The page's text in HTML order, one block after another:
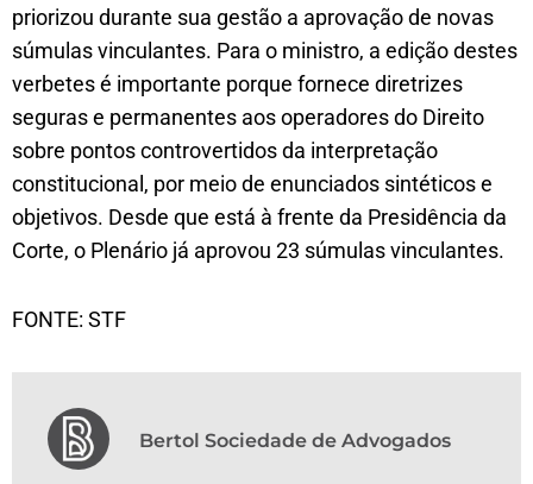
priorizou durante sua gestão a aprovação de novas
súmulas vinculantes. Para o ministro, a edição destes
verbetes é importante porque fornece diretrizes
seguras e permanentes aos operadores do Direito
sobre pontos controvertidos da interpretação
constitucional, por meio de enunciados sintéticos e
objetivos. Desde que está à frente da Presidência da
Corte, o Plenário já aprovou 23 súmulas vinculantes.
FONTE: STF
Bertol Sociedade de Advogados